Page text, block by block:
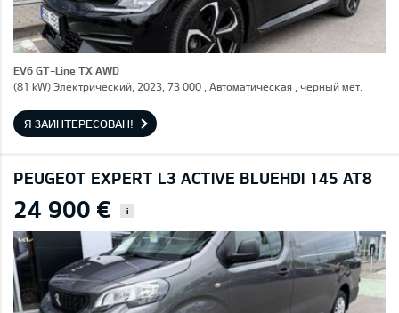
EV6 GT-Line TX AWD
(81 kW) Электрический, 2023, 73 000 , Автоматическая , черный мет.
Я ЗАИНТЕРЕСОВАН!
PEUGEOT EXPERT L3 ACTIVE BLUEHDI 145 AT8
24 900 € i